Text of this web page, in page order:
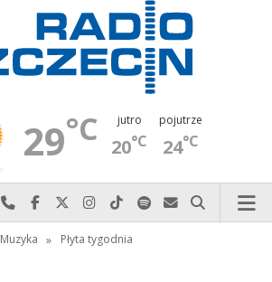
29°C jutro
20°C
pojutrze
24°C
Najlepiej po prostu do nas zadzwoń
Odwiedź nas na Facebook-u
Odwiedź nas na X
Odwiedź nas na Instagram-ie
Odwiedź nas na TikTok-u
Szukaj nas na Spotify
Wyślij do nas
Szukaj
Muzyka » Płyta tygodnia